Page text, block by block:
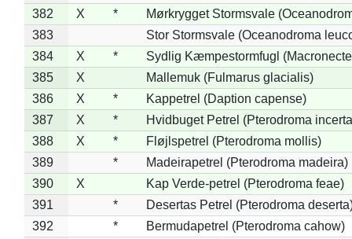
382
X *
Mørkrygget Stormsvale
383
Stor Stormsvale (Oceanodroma
384
X *
Sydlig Kæmpestormfugl
385
X
Mallemuk (Fulmarus glacialis)
386
X *
Kappetrel (Daption capense)
387
X *
Hvidbuget Petrel (Pterodroma
388
X *
Fløjlspetrel (Pterodroma mollis)
389
*
Madeirapetrel (Pterodroma madeira)
390
X
Kap Verde-petrel (Pterodroma feae)
391
*
Desertas Petrel (Pterodroma
392
*
Bermudapetrel (Pterodroma cahow)